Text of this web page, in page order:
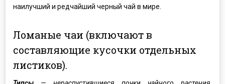
наилучший и редчайший черный чай в мире.
Ломаные чаи (включают в
составляющие кусочки отдельных
листиков).